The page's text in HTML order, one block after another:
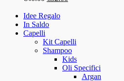
Idee Regalo
In Saldo
Capelli
Kit Capelli
Shampoo
Kids
Oli Specifici
Argan